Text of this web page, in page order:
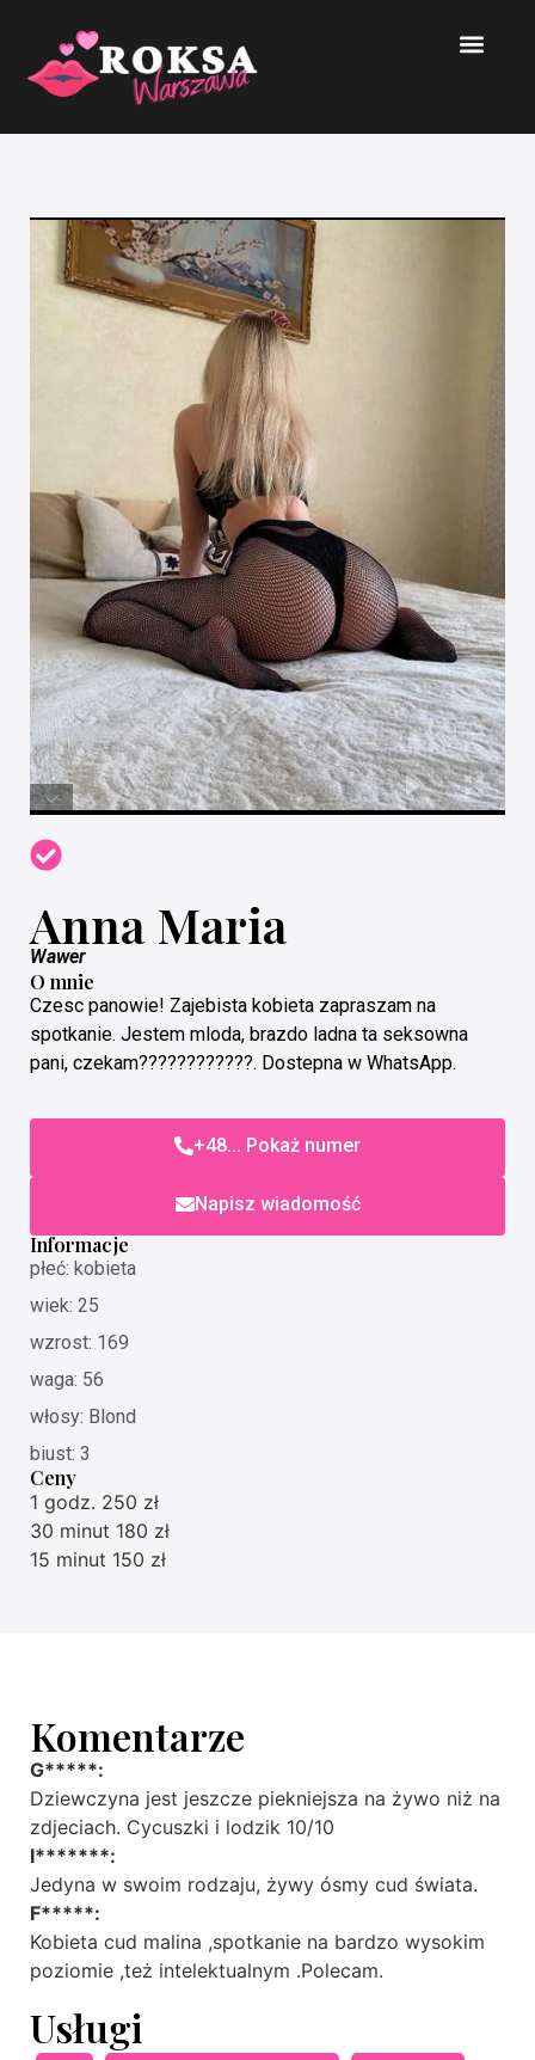
Anna Maria
Wawer
O mnie
Czesc panowie! Zajebista kobieta zapraszam na
spotkanie. Jestem mloda, brazdo ladna ta seksowna
pani, czekam????????????. Dostepna w WhatsApp.
+48... Pokaż numer
Napisz wiadomość
Informacje
płeć: kobieta
wiek: 25
wzrost: 169
waga: 56
włosy: Blond
biust: 3
Ceny
1 godz. 250 zł
30 minut 180 zł
15 minut 150 zł
Komentarze
G*****:
Dziewczyna jest jeszcze piekniejsza na żywo niż na
zdjeciach. Cycuszki i lodzik 10/10
I*******:
Jedyna w swoim rodzaju, żywy ósmy cud świata.
F*****:
Kobieta cud malina ,spotkanie na bardzo wysokim
poziomie ,też intelektualnym .Polecam.
Usługi